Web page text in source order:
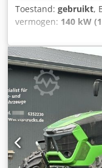
Toestand: gebruikt,
vermogen: 140 kW
Bouwjaar 2014
uitgevoerd door een
perst olie naar de
TCD 6.1 Tier 4i 6
135 kW / 184 pk
Versnellingsbak: ZF-
km/u
540/540E/1000/
aftakas Hydrauliek:
ventielen,